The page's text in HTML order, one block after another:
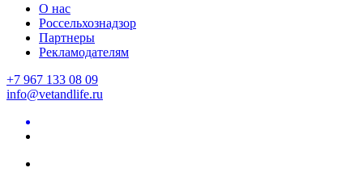
О нас
Россельхознадзор
Партнеры
Рекламодателям
+7 967 133 08 09
info@vetandlife.ru